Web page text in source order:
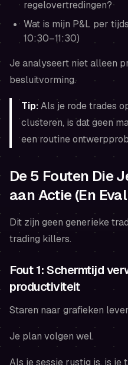
regelovertredingen?
Wat is mijn P&L per
10:30–11:30)
Je analyseert niet alleen
besluitvorming.
Tip:Als je rode trades
clusteren, is dat geen
een routine
De 5 Fouten Die
aan Actie (En
Dit zijn geen generieke
trading killers.
Fout 1: Schermtijd
productiviteit
Staren naar grafieken
Je plan volgen wel.
Als je sessie rustig is, is je